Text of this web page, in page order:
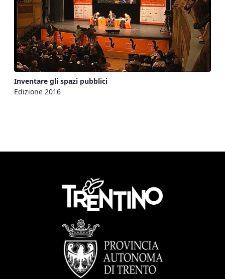
Inventare gli spazi pubblici
Edizione 2016